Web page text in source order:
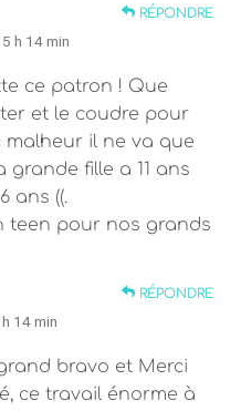
RÉPONDRE
h 14 min
ce patron ! Que
et le coudre pour
malheur il ne va que
grande fille a 11 ans
ans ((.
teen pour nos grands
RÉPONDRE
14 min
bravo et Merci
ce travail énorme à